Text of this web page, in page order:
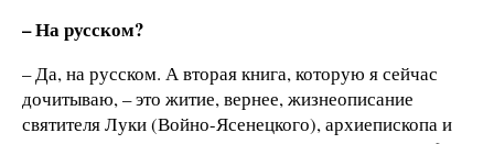
– На русском?
– Да, на русском. А вторая книга, которую я сейчас
дочитываю, – это житие, вернее, жизнеописание
святителя Луки (Войно-Ясенецкого), архиепископа и